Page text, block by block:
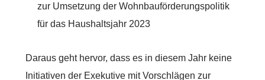
zur Umsetzung der Wohnbauförderungspolitik
für das Haushaltsjahr 2023
Daraus geht hervor, dass es in diesem Jahr keine
Initiativen der Exekutive mit Vorschlägen zur